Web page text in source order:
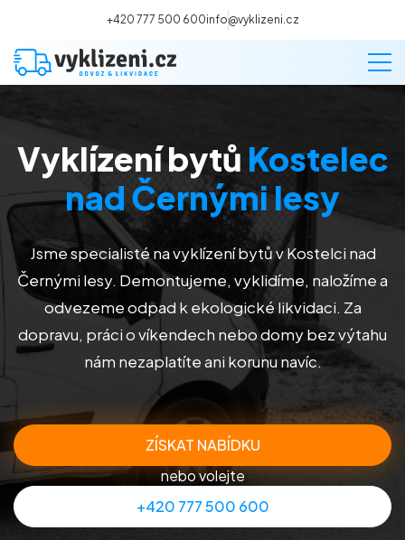
+420 777 500 600info@vyklizeni.cz
Vyklízení
Stěhování
Malování
Deratizace a dezinsekce
Příprava nemovitostí na prodej
Reference
Vyklízení bytů Kostelec
nad Černými lesy
Jsme specialisté na vyklízení bytů v Kostelci nad
Černými lesy. Demontujeme, vyklidíme, naložíme a
odvezeme odpad k ekologické likvidaci. Za
dopravu, práci o víkendech nebo domy bez výtahu
nám nezaplatíte ani korunu navíc.
ZÍSKAT NABÍDKU
nebo volejte
+420 777 500 600